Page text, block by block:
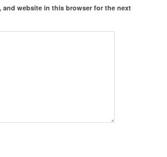
and website in this browser for the next